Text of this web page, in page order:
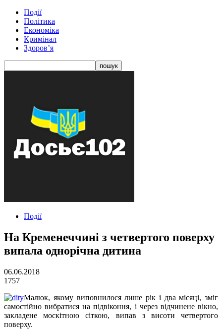
Події
Політика
Економіка
Кримінал
Здоров’я
Події
На Кременеччині з четвертого поверху
випала однорічна дитина
06.06.2018
1757
Малюк, якому виповнилося лише рік і два місяці, зміг
самостійно вибратися на підвіконня, і через відчинене вікно,
закладене москітною сіткою, випав з висоти четвертого
поверху.